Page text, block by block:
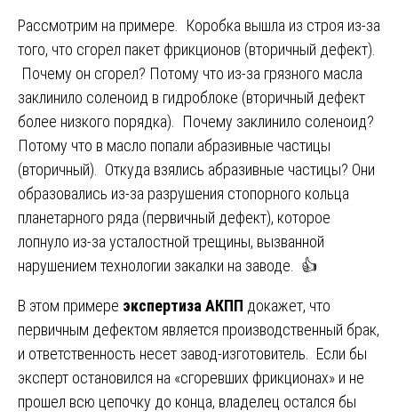
Рассмотрим на примере. Коробка вышла из строя из-за
того, что сгорел пакет фрикционов (вторичный дефект).
Почему он сгорел? Потому что из-за грязного масла
заклинило соленоид в гидроблоке (вторичный дефект
более низкого порядка). Почему заклинило соленоид?
Потому что в масло попали абразивные частицы
(вторичный). Откуда взялись абразивные частицы? Они
образовались из-за разрушения стопорного кольца
планетарного ряда (первичный дефект), которое
лопнуло из-за усталостной трещины, вызванной
нарушением технологии закалки на заводе. 👍
В этом примере экспертиза АКПП докажет, что
первичным дефектом является производственный брак,
и ответственность несет завод-изготовитель. Если бы
эксперт остановился на «сгоревших фрикционах» и не
прошел всю цепочку до конца, владелец остался бы